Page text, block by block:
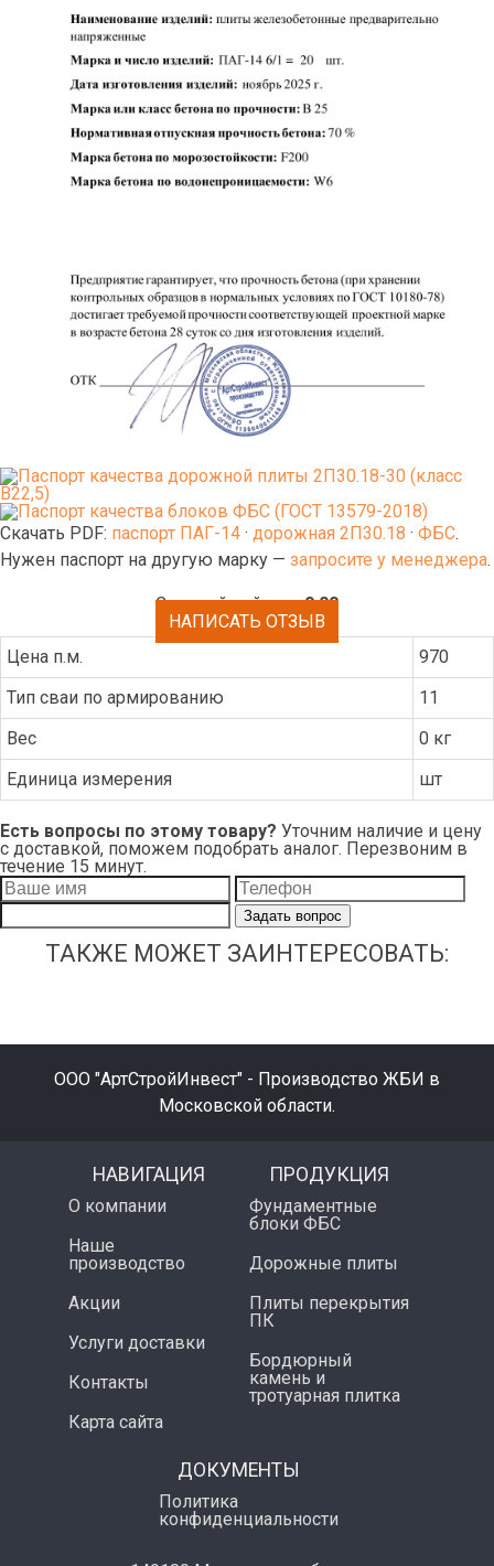
Скачать PDF: паспорт ПАГ-14 · дорожная 2П30.18 · ФБС.
Нужен паспорт на другую марку — запросите у менеджера.
Средний рейтинг:0.00
НАПИСАТЬ ОТЗЫВ
Цена п.м.
970
Тип сваи по армированию
11
Вес
0 кг
Единица измерения
шт
Есть вопросы по этому товару? Уточним наличие и цену
с доставкой, поможем подобрать аналог. Перезвоним в
течение 15 минут.
Задать вопрос
ТАКЖЕ МОЖЕТ ЗАИНТЕРЕСОВАТЬ:
ООО "АртСтройИнвест" - Производство ЖБИ в
Московской области.
НАВИГАЦИЯ
О компании
Наше
производство
Акции
Услуги доставки
Контакты
Карта сайта
ПРОДУКЦИЯ
Фундаментные
блоки ФБС
Дорожные плиты
Плиты перекрытия
ПК
Бордюрный
камень и
тротуарная плитка
ДОКУМЕНТЫ
Политика
конфиденциальности